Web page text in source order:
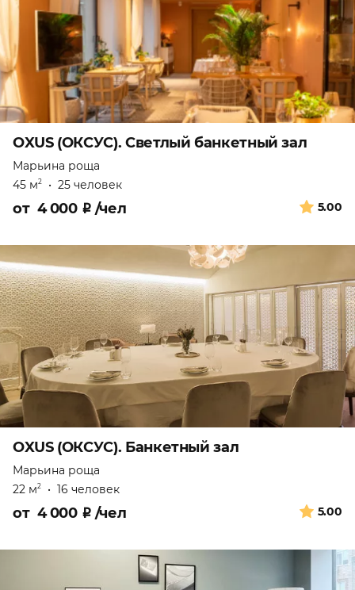
OXUS (ОКСУС). Светлый банкетный зал
Марьина роща
45 м2 • 25 человек
5.00
от 4 000 ₽ /чел
OXUS (ОКСУС). Банкетный зал
Марьина роща
22 м2 • 16 человек
5.00
от 4 000 ₽ /чел